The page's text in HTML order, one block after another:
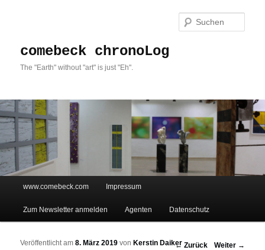
comebeck chronoLog
The "Earth" without "art" is just "Eh".
Zum Inhalt wechseln
Zum sekundären Inhalt wechseln
www.comebeck.com Impressum
Zum Newsletter anmelden Agenten Datenschutz
Beitrags-Navigation
← Zurück Weiter →
Veröffentlicht am8. März 2019 von Kerstin Daiker